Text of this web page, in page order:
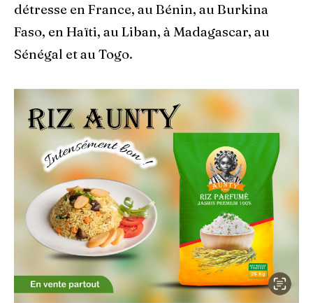
détresse en France, au Bénin, au Burkina
Faso, en Haïti, au Liban, à Madagascar, au
Sénégal et au Togo.